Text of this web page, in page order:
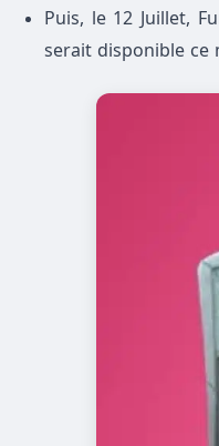
Puis, le 12 Juillet,
serait disponible ce